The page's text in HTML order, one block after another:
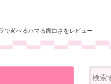
で遊べるハマる面白さをレビュー